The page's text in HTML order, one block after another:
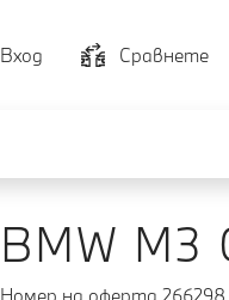
Вход
Cравнете
BMW M3
Номер на оферта 266298